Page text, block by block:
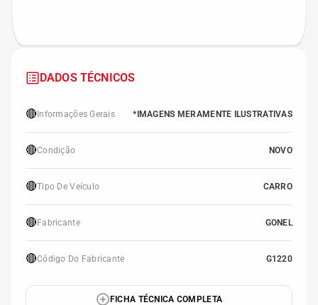
DADOS TÉCNICOS
🔴 Informações Gerais *IMAGENS MERAMENTE ILUSTRATIVAS
🔴Condição NOVO
🔴Tipo De Veículo CARRO
🔴 Fabricante GONEL
🔴Código Do Fabricante G1220
FICHA TÉCNICA COMPLETA